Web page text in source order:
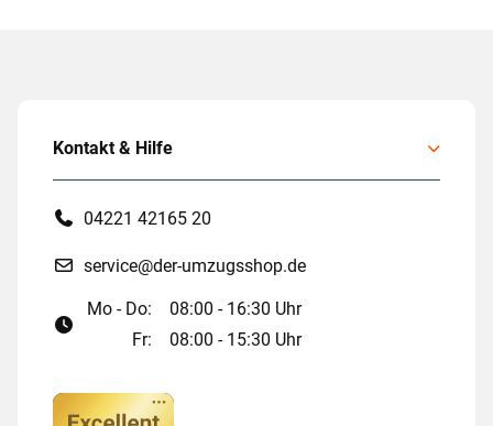
Kontakt & Hilfe
04221 42165 20
service@der-umzugsshop.de
Mo - Do:
08:00 - 16:30 Uhr
Fr:
08:00 - 15:30 Uhr